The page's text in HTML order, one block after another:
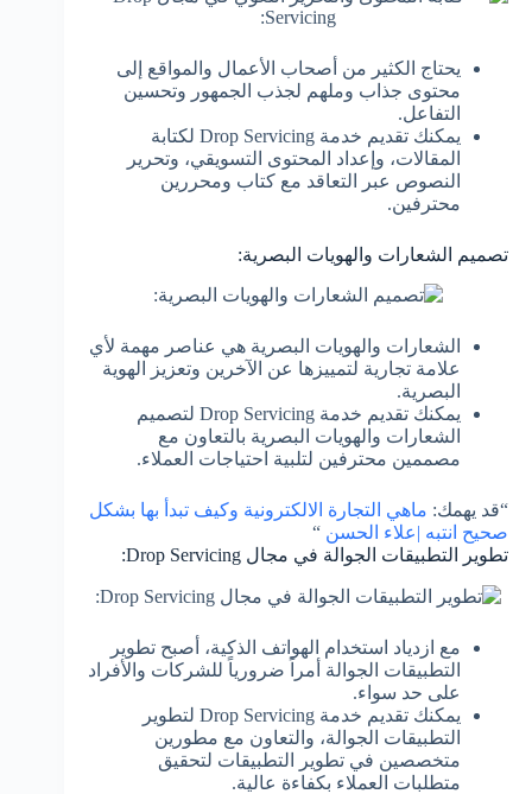
يحتاج الكثير من أصحاب الأعمال والمواقع إلى
محتوى جذاب وملهم لجذب الجمهور وتحسين
التفاعل.
يمكنك تقديم خدمة Drop Servicing لكتابة
المقالات، وإعداد المحتوى التسويقي، وتحرير
النصوص عبر التعاقد مع كتاب ومحررين
محترفين.
تصميم الشعارات والهويات البصرية:
الشعارات والهويات البصرية هي عناصر مهمة لأي
علامة تجارية لتمييزها عن الآخرين وتعزيز الهوية
البصرية.
يمكنك تقديم خدمة Drop Servicing لتصميم
الشعارات والهويات البصرية بالتعاون مع
مصممين محترفين لتلبية احتياجات العملاء.
“قد يهمك: ماهي التجارة الالكترونية وكيف تبدأ بها بشكل
صحيح انتبه |علاء الحسن “
تطوير التطبيقات الجوالة في مجال Drop Servicing:
مع ازدياد استخدام الهواتف الذكية، أصبح تطوير
التطبيقات الجوالة أمراً ضرورياً للشركات والأفراد
على حد سواء.
يمكنك تقديم خدمة Drop Servicing لتطوير
التطبيقات الجوالة، والتعاون مع مطورين
متخصصين في تطوير التطبيقات لتحقيق
متطلبات العملاء بكفاءة عالية.